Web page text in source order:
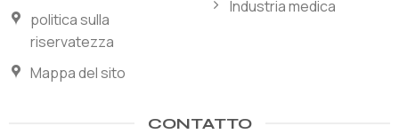
politica sulla
riservatezza
Mappa del sito
Industria medica
CONTATTO